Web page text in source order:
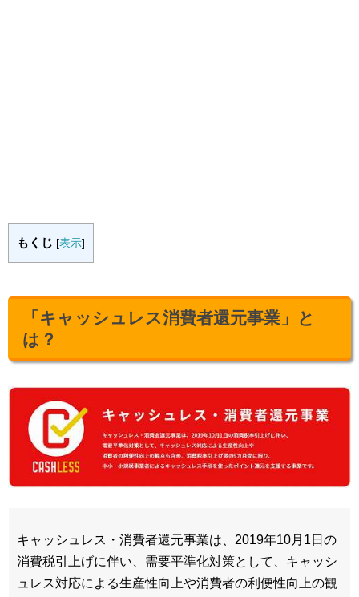
もくじ [表示]
「キャッシュレス消費者還元事業」と
は？
キャッシュレス・消費者還元事業は、2019年10月1日の
消費税引上げに伴い、需要平準化対策として、キャッシ
ュレス対応による生産性向上や消費者の利便性向上の観